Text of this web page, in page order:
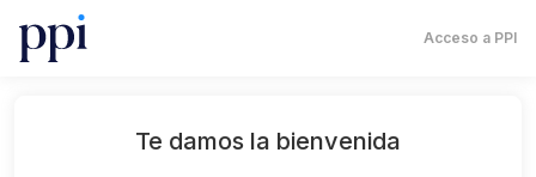
Acceso a PPI
Te damos la bienvenida